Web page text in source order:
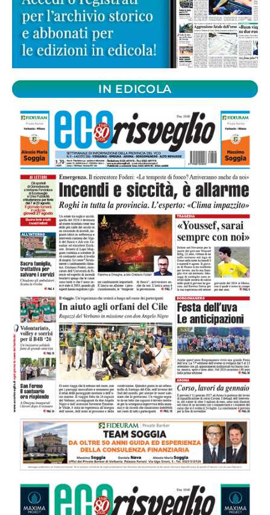
IN EDICOLA